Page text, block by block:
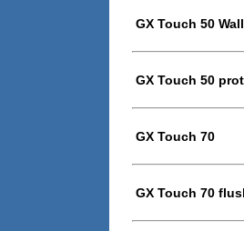
GX Touch 50
GX Touch 50
GX Touch 70
GX Touch 70